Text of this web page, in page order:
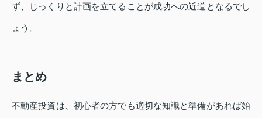
ず、じっくりと計画を立てることが成功への近道となるでし
ょう。
まとめ
不動産投資は、初心者の方でも適切な知識と準備があれば始